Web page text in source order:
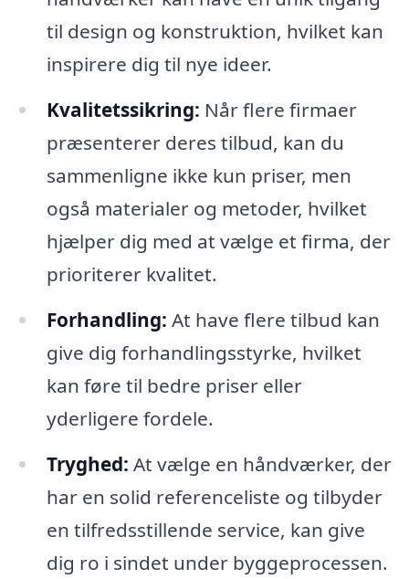
til design og konstruktion, hvilket kan
inspirere dig til nye ideer.
Kvalitetssikring: Når flere firmaer
præsenterer deres tilbud, kan du
sammenligne ikke kun priser, men
også materialer og metoder, hvilket
hjælper dig med at vælge et firma, der
prioriterer kvalitet.
Forhandling: At have flere tilbud kan
give dig forhandlingsstyrke, hvilket
kan føre til bedre priser eller
yderligere fordele.
Tryghed: At vælge en håndværker, der
har en solid referenceliste og tilbyder
en tilfredsstillende service, kan give
dig ro i sindet under byggeprocessen.